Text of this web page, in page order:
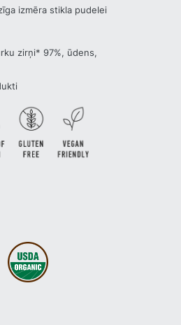
izmēra stikla pudelei
zirņi* 97%, ūdens,